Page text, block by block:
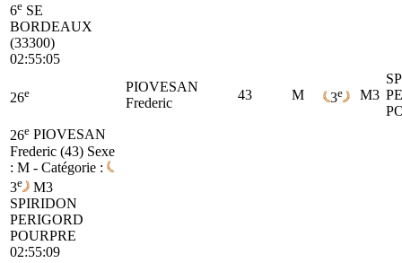
6e SE
BORDEAUX
(33300)
02:55:05
26e
PIOVESAN
Frederic
43 M 3e M3
26e PIOVESAN
Frederic (43) Sexe
: M - Catégorie :
3e
M3
SPIRIDON
PERIGORD
POURPRE
02:55:09